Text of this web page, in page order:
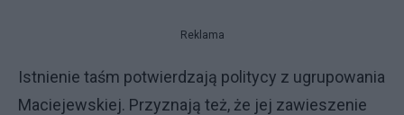
Reklama
Istnienie taśm potwierdzają politycy z ugrupowania
Maciejewskiej. Przyznają też, że jej zawieszenie